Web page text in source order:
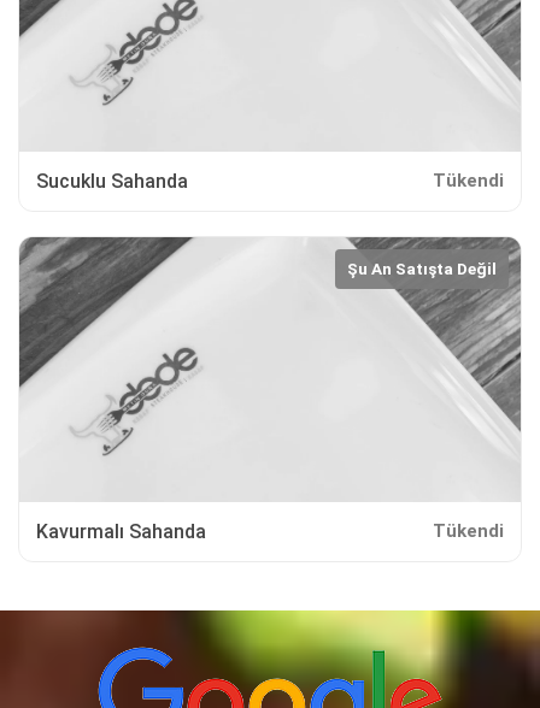
Sucuklu Sahanda Tükendi
Şu An Satışta Değil
Kavurmalı Sahanda Tükendi